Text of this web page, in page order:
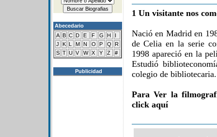
Abecedario
A B C D E F G H
I
J
K L M N O P Q
R
S T U V W X Y Z #
Publicidad
1 Un visitante nos
Nació en Madrid en
de Celia en la serie
1998 apareció en la
Estudió
colegio de bibliotecaria.
Para Ver la
click aquí